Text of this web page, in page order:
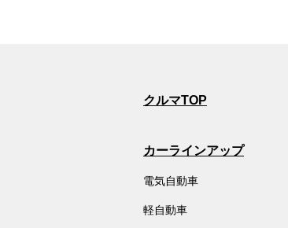
クルマTOP
カーラインアップ
電気自動車
軽自動車